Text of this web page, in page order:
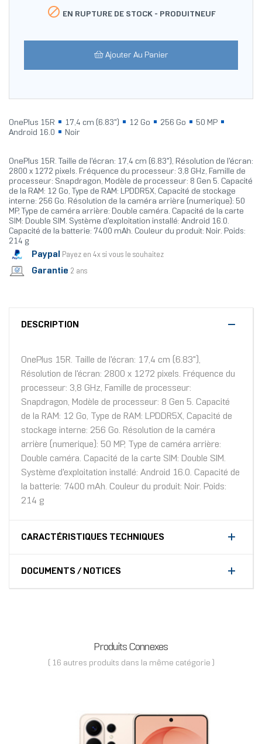
 EN RUPTURE DE STOCK - PRODUITNEUF
Ajouter Au Panier
OnePlus 15R 17,4 cm (6.83") 12 Go 256 Go
50 MP
Android 16.0
Noir
OnePlus 15R. Taille de l'écran: 17,4 cm (6.83"), Résolution de l'écran:
2800 x 1272 pixels. Fréquence du processeur: 3,8 GHz, Famille de
processeur: Snapdragon, Modèle de processeur: 8 Gen 5. Capacité
de la RAM: 12 Go, Type de RAM: LPDDR5X, Capacité de stockage
interne: 256 Go. Résolution de la caméra arrière (numerique): 50
MP, Type de caméra arrière: Double caméra. Capacité de la carte
SIM: Double SIM. Système d'exploitation installé: Android 16.0.
Capacité de la batterie: 7400 mAh. Couleur du produit: Noir. Poids:
214 g
Paypal Payez en 4x si vous le souhaitez
Garantie 2 ans
DESCRIPTION
OnePlus 15R. Taille de l'écran: 17,4 cm (6.83"),
Résolution de l'écran: 2800 x 1272 pixels. Fréquence du
processeur: 3,8 GHz, Famille de processeur:
Snapdragon, Modèle de processeur: 8 Gen 5. Capacité
de la RAM: 12 Go, Type de RAM: LPDDR5X, Capacité de
stockage interne: 256 Go. Résolution de la caméra
arrière (numerique): 50 MP, Type de caméra arrière:
Double caméra. Capacité de la carte SIM: Double SIM.
Système d'exploitation installé: Android 16.0. Capacité de
la batterie: 7400 mAh. Couleur du produit: Noir. Poids:
214 g
CARACTÉRISTIQUES TECHNIQUES
DOCUMENTS / NOTICES
Produits Connexes
( 16 autres produits dans la même catégorie )